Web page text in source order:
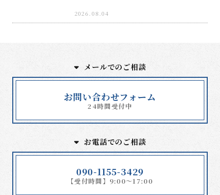
2026.08.04
メールでのご相談
お問い合わせフォーム
24時間受付中
お電話でのご相談
090-1155-3429
【受付時間】9:00～17:00